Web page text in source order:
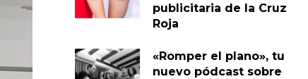
publicitaria de la Cruz
Roja
«Romper el plano», tu
nuevo pódcast sobre